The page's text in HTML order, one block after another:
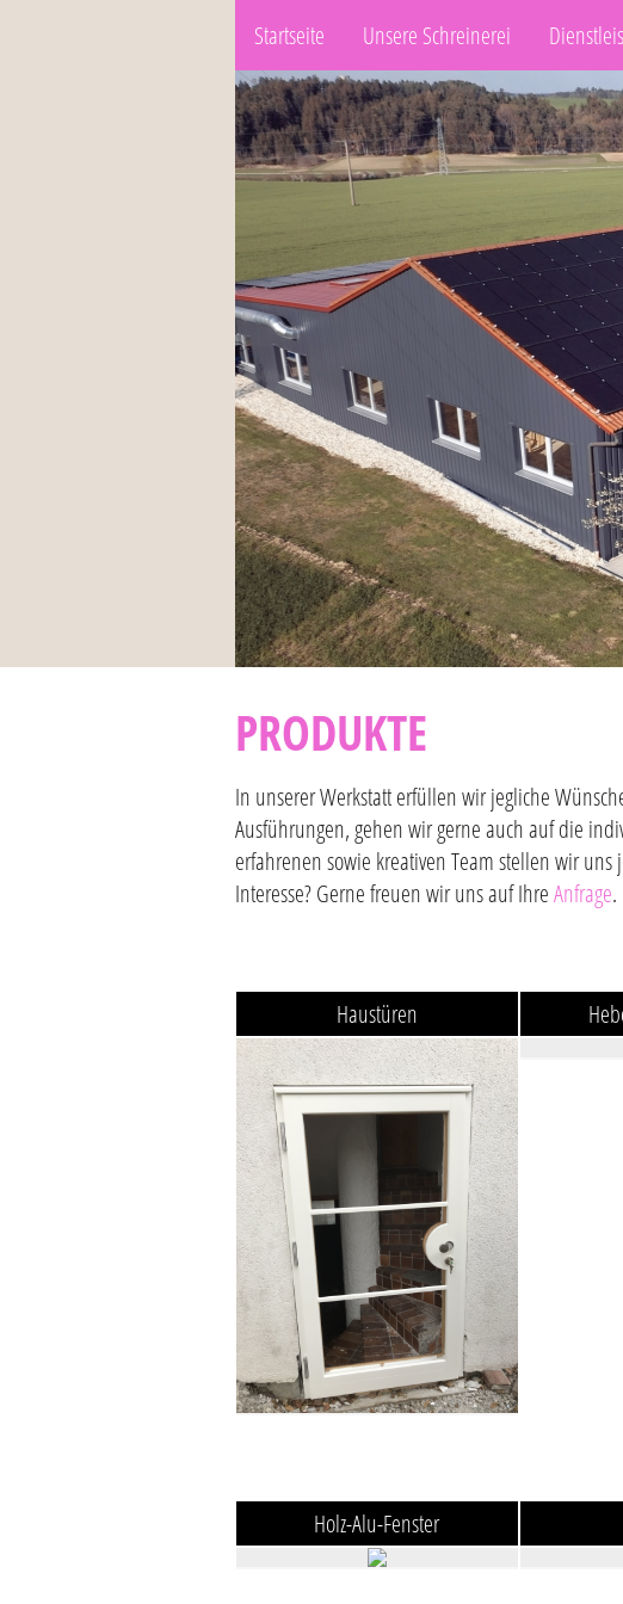
Startseite Unsere Schreinerei
PRODUKTE
In unserer Werkstatt erfüllen wir jegliche
Ausführungen, gehen wir gerne auch auf die
erfahrenen sowie kreativen Team stellen wir
Interesse? Gerne freuen wir uns auf IhreAnfrage.
Haustüren
Holz-Alu-Fenster